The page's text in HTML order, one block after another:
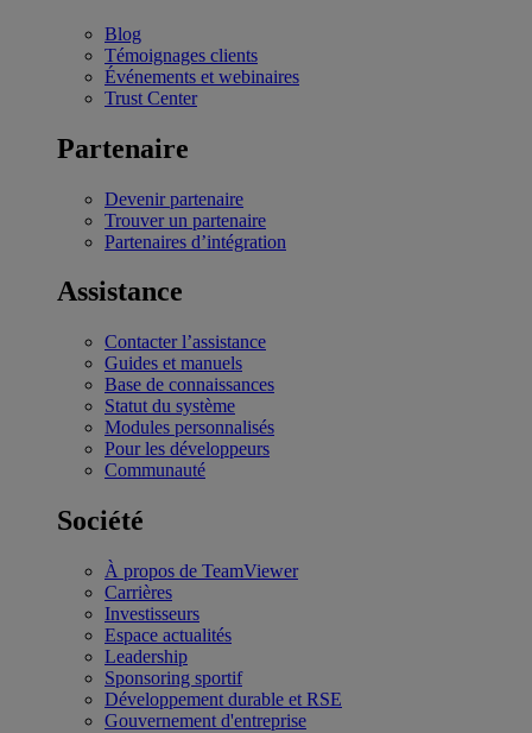
Blog
Témoignages clients
Événements et webinaires
Trust Center
Partenaire
Devenir partenaire
Trouver un partenaire
Partenaires d’intégration
Assistance
Contacter l’assistance
Guides et manuels
Base de connaissances
Statut du système
Modules personnalisés
Pour les développeurs
Communauté
Société
À propos de TeamViewer
Carrières
Investisseurs
Espace actualités
Leadership
Sponsoring sportif
Développement durable et RSE
Gouvernement d'entreprise